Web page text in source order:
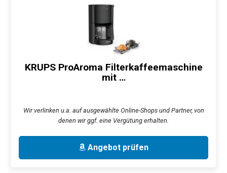
KRUPS ProAroma Filterkaffeemaschine
mit …
Wir verlinken u.a. auf ausgewählte Online-Shops und Partner, von
denen wir ggf. eine Vergütung erhalten.
Angebot prüfen